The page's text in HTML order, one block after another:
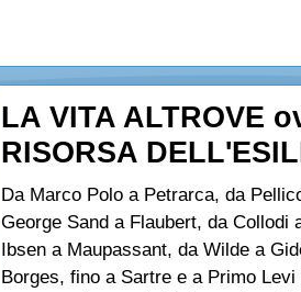
LA VITA ALTROVE
RISORSA
Da Marco Polo a Petrarca, da
George Sand a Flaubert, da Collodi
Ibsen a Maupassant, da Wilde a
Borges, fino a Sartre e a Primo Levi